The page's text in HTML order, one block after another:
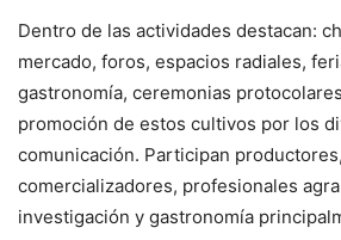
Dentro de las actividades destacan:
mercado, foros, espacios radiales,
gastronomía, ceremonias
promoción de estos cultivos por los
comunicación. Participan
comercializadores, profesionales
investigación y gastronomía